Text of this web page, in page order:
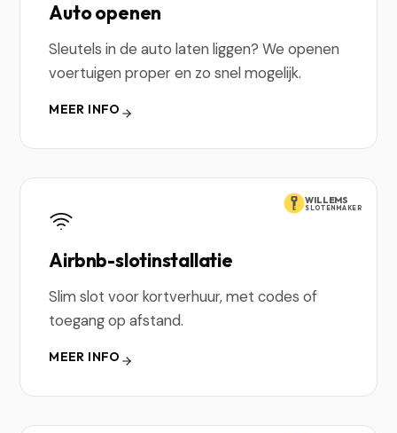
Auto openen
Sleutels in de auto laten liggen? We openen
voertuigen proper en zo snel mogelijk.
MEER INFO
WILLEMS
SLOTENMAKER
Airbnb-slotinstallatie
Slim slot voor kortverhuur, met codes of
toegang op afstand.
MEER INFO